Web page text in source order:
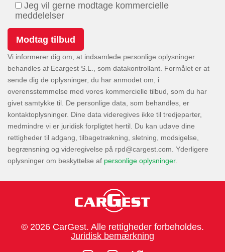
Jeg vil gerne modtage kommercielle
meddelelser
Vi informerer dig om, at indsamlede personlige oplysninger
behandles af Ecargest S.L., som datakontrollant. Formålet er at
sende dig de oplysninger, du har anmodet om, i
overensstemmelse med vores kommercielle tilbud, som du har
givet samtykke til. De personlige data, som behandles, er
kontaktoplysninger. Dine data videregives ikke til tredjeparter,
medmindre vi er juridisk forpligtet hertil. Du kan udøve dine
rettigheder til adgang, tilbagetrækning, sletning, modsigelse,
begrænsning og videregivelse på
. Yderligere
oplysninger om beskyttelse af personlige oplysninger.
© 2026 CarGest. Alle rettigheder forbeholdes.
Juridisk bemærkning